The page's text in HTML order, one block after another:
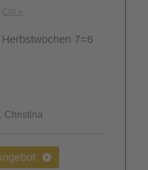
CIN +
7=6
Christina